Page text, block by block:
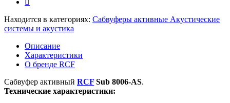
Находится в категориях: Сабвуферы активные Акустические
системы и акустика
Описание
Характеристики
О бренде RCF
Сабвуфер активный RCF Sub 8006-AS.
Технические характеристики: